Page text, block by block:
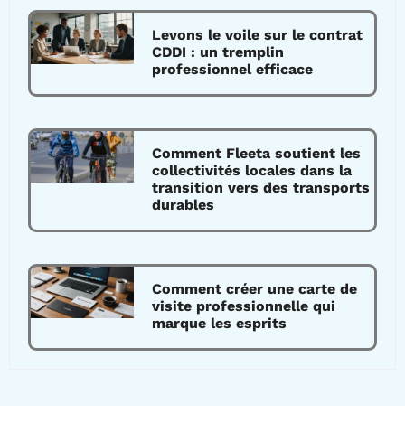
Levons le voile sur le contrat
CDDI : un tremplin
professionnel efficace
Comment Fleeta soutient les
collectivités locales dans la
transition vers des transports
durables
Comment créer une carte de
visite professionnelle qui
marque les esprits